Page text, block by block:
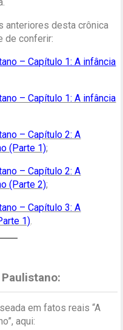
anteriores desta crônica
de conferir:
– Capítulo 1: A infância
– Capítulo 1: A infância
– Capítulo 2: A
(Parte 1);
– Capítulo 2: A
(Parte 2);
– Capítulo 3: A
1).
em fatos reais “A
aqui: